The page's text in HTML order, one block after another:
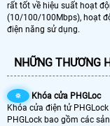
rất tốt về hiệu suất hoạt
(10/100/100Mbps), hoạt
điện năng sử dụng.
NHỮNG THƯƠNG
🔅
Khóa cửa PHGLoc
Khóa cửa điện tử
PHGLock bao gồm các